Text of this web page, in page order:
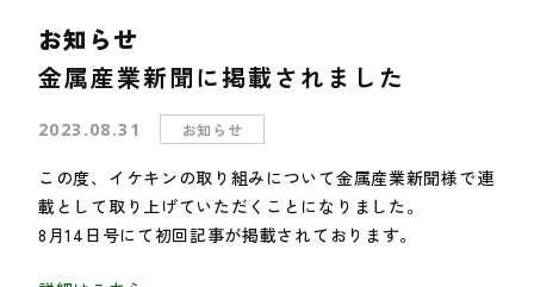
お知らせ
金属産業新聞に掲載されました
2023.08.31 お知らせ
この度、イケキンの取り組みについて金属産業新聞様で連
載として取り上げていただくことになりました。
8月14日号にて初回記事が掲載されております。